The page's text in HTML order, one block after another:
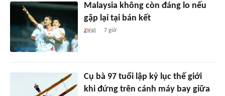
Malaysia không còn đáng lo nếu
gặp lại tại bán kết
7 giờ
Cụ bà 97 tuổi lập kỷ lục thế giới
khi đứng trên cánh máy bay giữa